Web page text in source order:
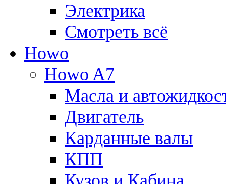
Электрика
Смотреть всё
Howo
Howo A7
Масла и
Двигатель
Карданные валы
КПП